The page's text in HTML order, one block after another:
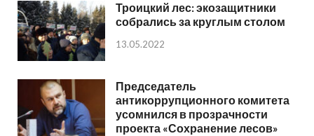
Троицкий лес: экозащитники
собрались за круглым столом
13.05.2022
Председатель
антикоррупционного комитета
усомнился в прозрачности
проекта «Сохранение лесов»